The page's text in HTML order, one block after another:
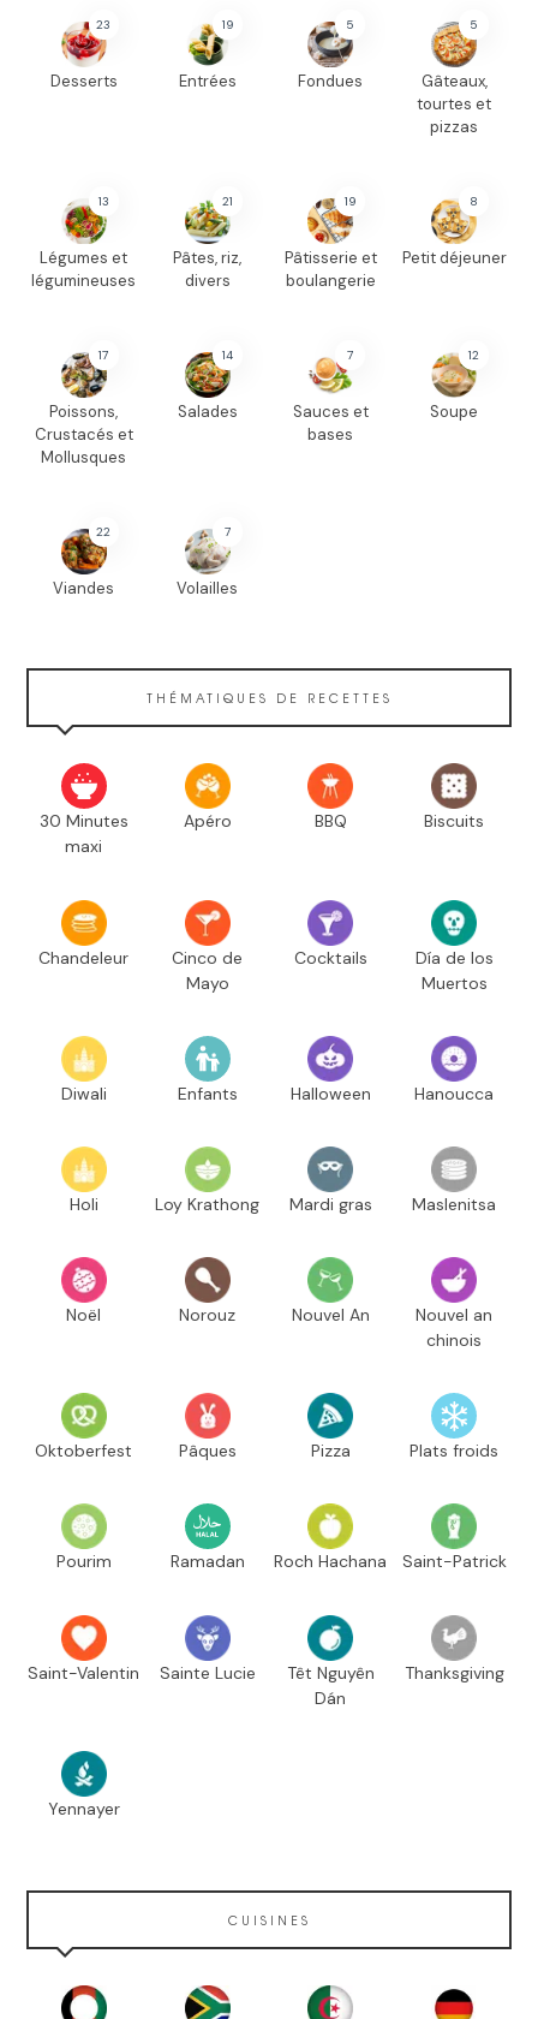
23
Desserts
19
Entrées
5
Fondues
5
Gâteaux,
tourtes et
pizzas
13
Légumes et
légumineuses
21
Pâtes, riz,
divers
19
Pâtisserie et
boulangerie
8
Petit déjeuner
17
Poissons,
Crustacés et
Mollusques
14
Salades
7
Sauces et
bases
12
Soupe
22
Viandes
7
Volailles
THÉMATIQUES DE RECETTES
30 Minutes
maxi
Apéro BBQ Biscuits
Chandeleur
Cinco de
Mayo
Cocktails
Día de los
Muertos
Diwali Enfants Halloween Hanoucca
Holi Loy Krathong Mardi gras Maslenitsa
Noël Norouz Nouvel An
Nouvel an
chinois
Oktoberfest Pâques Pizza Plats froids
Pourim Ramadan Roch Hachana Saint-Patrick
Saint-Valentin Sainte Lucie
Têt Nguyên
Dán
Thanksgiving
Yennayer
CUISINES